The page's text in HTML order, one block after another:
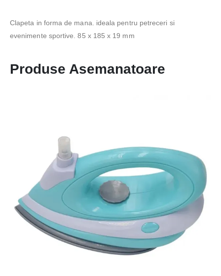
Clapeta in forma de mana. ideala pentru petreceri si
evenimente sportive. 85 x 185 x 19 mm
Produse Asemanatoare